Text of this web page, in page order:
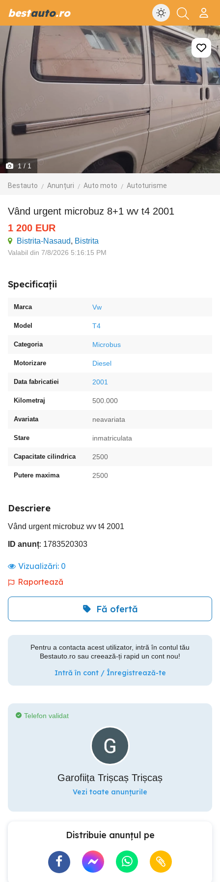
bestauto.ro
1 / 1
Bestauto Anunțuri Auto moto Autoturisme
Vând urgent microbuz 8+1 wv t4 2001
1 200 EUR
Bistrita-Nasaud, Bistrita
Valabil din 7/8/2026 5:16:15 PM
Specificații
Marca Vw
Model T4
Categoria Microbus
Motorizare Diesel
Data fabricatiei 2001
Kilometraj 500.000
Avariata neavariata
Stare inmatriculata
Capacitate cilindrica 2500
Putere maxima 2500
Descriere
Vând urgent microbuz wv t4 2001
ID anunț: 1783520303
Vizualizări: 0
Raportează
Fă ofertă
Pentru a contacta acest utilizator, intră în contul tău
Bestauto.ro sau creează-ți rapid un cont nou!
Intră în cont / Înregistrează-te
Telefon validat
Garofiița Trișcaș Trișcaș
Vezi toate anunțurile
Distribuie anunțul pe